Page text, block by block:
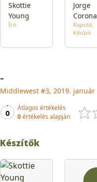
Skottie
Young
Író
Jorge
Corona
Rajzoló
Kihúzó
-
Middlewest #3, 2019. január
0
Átlagos értékelés
0értékelés alapján
Készítők